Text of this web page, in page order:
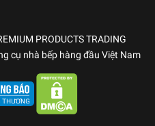
PRODUCTS TRADING
cụ nhà bếp hàng đầu Việt Nam